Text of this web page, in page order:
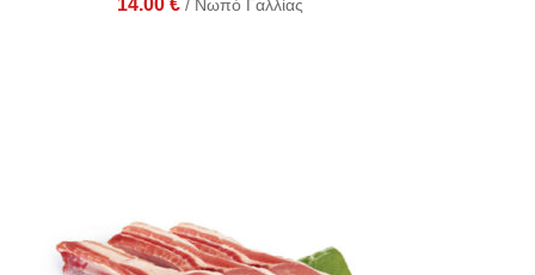
14.00 € / Νωπό Γαλλίας